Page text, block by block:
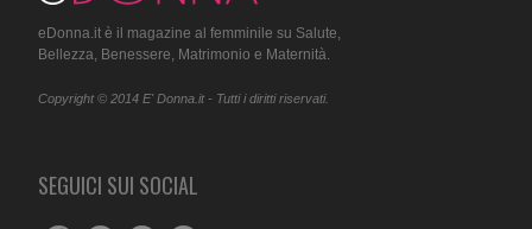
eDonna.it è il magazine al femminile su Salute,
Bellezza, Benessere, Matrimonio e Maternità.
Copyright © 2014 E' Donna.it - Tutti i diritti riservati.
SEGUICI SUI SOCIAL